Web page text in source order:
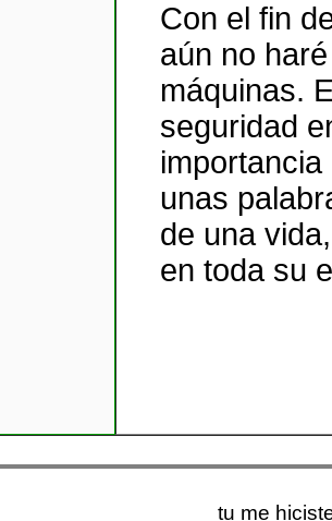
Con el fin
aún no
máquinas.
seguridad
unas
de una
en toda su
tu me